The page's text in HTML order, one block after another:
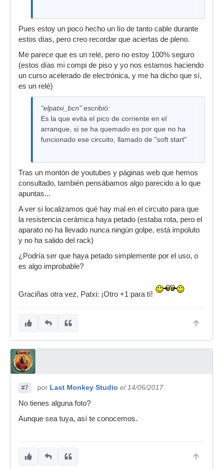
Pues estoy un poco hecho un lío de tanto cable durante
estos días, pero creo recordar que aciertas de pleno.
Me parece que es un relé, pero no estoy 100% seguro
(estos días mi compi de piso y yo nos estamos haciendo
un curso acelerado de electrónica, y me ha dicho que sí,
es un relé)
"elpatxi_bcn" escribió:
Es la que evita el pico de corriente en el
arranque, si se ha quemado es por que no ha
funcionado ese circuito, llamado de "soft start"
Tras un montón de youtubes y páginas web que hemos
consultado, también pensábamos algo parecido a lo que
apuntas...
A ver si localizamos qué hay mal en el circuito para que
la resistencia cerámica haya petado (estaba rota, pero el
aparato no ha llevado nunca ningún golpe, está impoluto
y no ha salido del rack)
¿Podría ser que haya petado simplemente por el uso, o
es algo improbable?
Graciñas otra vez, Patxi: ¡Otro +1 para tí!
#7 por Last Monkey Studio el 14/06/2017
No tienes alguna foto?
Aunque sea tuya, así te conocemos.